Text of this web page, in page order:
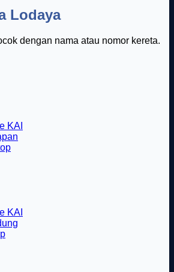
Lodaya
dengan nama atau nomor kereta.
KAI
KAI